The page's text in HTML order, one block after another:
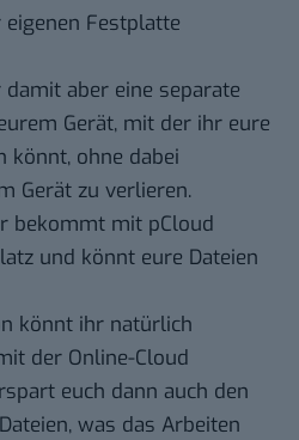
Festplatte
aber eine separate
Gerät, mit der ihr eure
könnt, ohne dabei
Gerät zu verlieren.
bekommt mit pCloud
und könnt eure Dateien
könnt ihr natürlich
der Online-Cloud
euch dann auch den
was das Arbeiten